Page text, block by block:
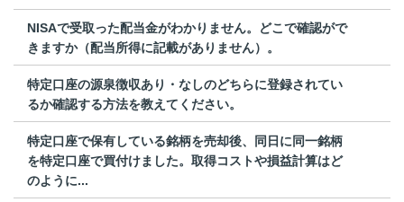
NISAで受取った配当金がわかりません。どこで確認がで
きますか（配当所得に記載がありません）。
特定口座の源泉徴収あり・なしのどちらに登録されてい
るか確認する方法を教えてください。
特定口座で保有している銘柄を売却後、同日に同一銘柄
を特定口座で買付けました。取得コストや損益計算はど
のように...